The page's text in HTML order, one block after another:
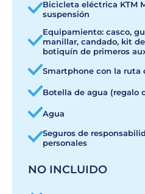
Bicicleta eléctrica KTM
suspensión
Equipamiento: casco,
manillar, candado, kit
botiquín de primeros
Smartphone con la ruta
Botella de agua (regalo
Agua
Seguros de
personales
NO INCLUIDO